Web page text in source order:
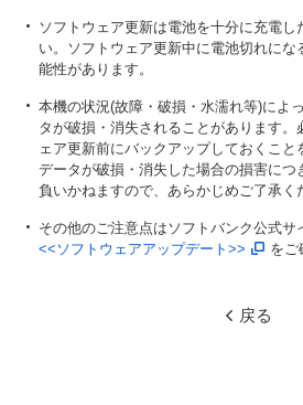
ソフトウェア更新は電池を十分に充電し
い。ソフトウェア更新中に電池切れに
能性があります。
本機の状況(故障・破損・水濡れ等)によ
タが破損・消失されることがあります。
ェア更新前にバックアップしておくこと
データが破損・消失した場合の損害につ
負いかねますので、あらかじめご了承く
その他のご注意点はソフトバンク公式サ
<<ソフトウェアアップデート>>
をご
戻る